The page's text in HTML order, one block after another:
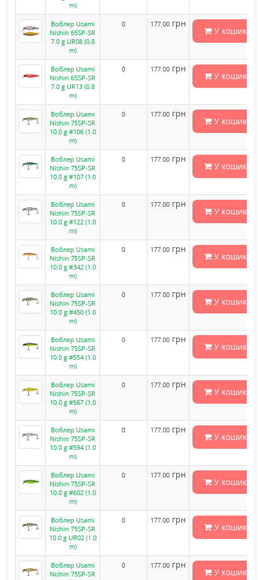
m)
Воблер Usami
Nishin 65SP-SR
7.0 g UR08 (0.8
m)
0 177.00 грн
У кошик
Воблер Usami
Nishin 65SP-SR
7.0 g UR13 (0.8
m)
0 177.00 грн
У кошик
Воблер Usami
Nishin 75SP-SR
10.0 g #106 (1.0
m)
0 177.00 грн
У кошик
Воблер Usami
Nishin 75SP-SR
10.0 g #107 (1.0
m)
0 177.00 грн
У кошик
Воблер Usami
Nishin 75SP-SR
10.0 g #122 (1.0
m)
0 177.00 грн
У кошик
Воблер Usami
Nishin 75SP-SR
10.0 g #342 (1.0
m)
0 177.00 грн
У кошик
Воблер Usami
Nishin 75SP-SR
10.0 g #450 (1.0
m)
0 177.00 грн
У кошик
Воблер Usami
Nishin 75SP-SR
10.0 g #554 (1.0
m)
0 177.00 грн
У кошик
Воблер Usami
Nishin 75SP-SR
10.0 g #567 (1.0
m)
0 177.00 грн
У кошик
Воблер Usami
Nishin 75SP-SR
10.0 g #594 (1.0
m)
0 177.00 грн
У кошик
Воблер Usami
Nishin 75SP-SR
10.0 g #602 (1.0
m)
0 177.00 грн
У кошик
Воблер Usami
Nishin 75SP-SR
10.0 g UR02 (1.0
m)
0 177.00 грн
У кошик
Воблер Usami
Nishin 75SP-SR
0 177.00 грн
У кошик